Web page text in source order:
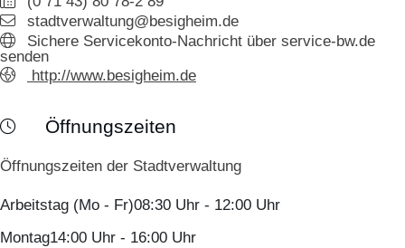
stadtverwaltung@besigheim.de
Sichere Servicekonto-Nachricht über service-bw.de
senden
http://www.besigheim.de
Öffnungszeiten
Öffnungszeiten der Stadtverwaltung
Arbeitstag (Mo - Fr)08:30 Uhr - 12:00 Uhr
Montag14:00 Uhr - 16:00 Uhr